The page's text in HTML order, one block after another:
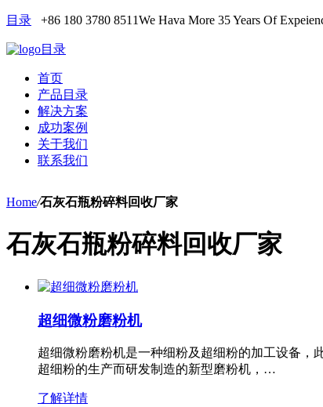
目录 +86 180 3780 8511We Hava More 35 Years Of
目录
首页
产品目录
解决方案
成功案例
关于我们
联系我们
Home/石灰石瓶粉碎料回收厂家
石灰石瓶粉碎料回收厂家
超细微粉磨粉机
超细微粉磨粉机是一种细粉及超细粉的加工设备，
超细粉的生产而研发制造的新型磨粉机，…
了解详情